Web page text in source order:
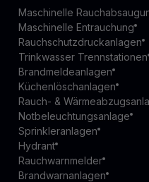
Maschinelle
Maschinelle Entrauchung
Rauchschutzdruckanlagen
Trinkwasser Trennstationen
Brandmeldeanlagen
Küchenlöschanlagen
Rauch- &
Notbeleuchtungsanlage
Sprinkleranlagen
Hydrant
Rauchwarnmelder
Brandwarnanlagen